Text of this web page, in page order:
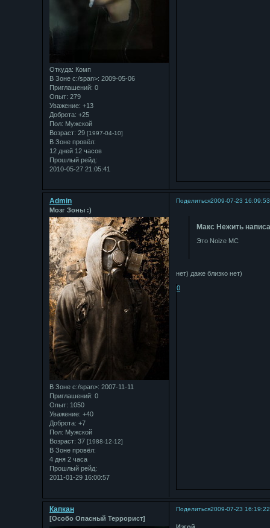
Откуда: Комп
В Зоне с:/span>: 2009-05-06
Приглашений: 0
Опыт: 279
Уважение: +13
Доброта: +25
Пол: Мужской
Возраст: 29 [1997-04-10]
В Зоне провёл:
12 дней 12 часов
Прошлый рейд:
2010-05-27 21:05:41
Поделиться2009-07-23 16:09:53
Admin
Мозг Зоны :)
В Зоне с:/span>: 2007-11-11
Приглашений: 0
Опыт: 1050
Уважение: +40
Доброта: +7
Пол: Мужской
Возраст: 37 [1988-12-12]
В Зоне провёл:
4 дня 2 часа
Прошлый рейд:
2011-01-29 16:00:57
Макс Нежить
Это Noize MC
нет) даже близко нет)
0
Поделиться2009-07-23 16:19:22
Капкан
[Особо Опасный Террорист]